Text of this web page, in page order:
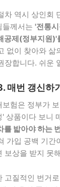
차 역시 상인회
들께서는 '전통
공제(정부지원)'
없이 찾아와 삶
장합니다. 쉬운
매번 갱신하
보험은 정부가
' 상품이다 보니
를 밟아야 하는
가입 공백 기간
보상을 받지 못
고질적인 번거